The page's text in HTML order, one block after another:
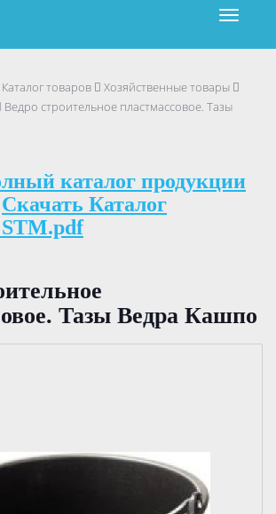
Каталог товаров
Хозяйственные товары
Ведро строительное пластмассовое. Тазы
каталог продукции
Скачать Каталог
Тазы Ведра Кашпо